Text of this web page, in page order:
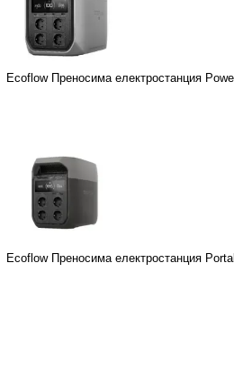
Ecoflow Преносима електростанция
Ecoflow Преносима електростанция